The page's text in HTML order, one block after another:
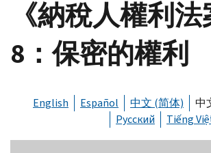
《納稅人權利法
8：保密的權利
English Español 中文 (简体) 中
Русский
Tiếng